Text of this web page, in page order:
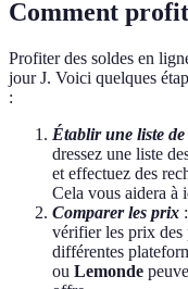
Comment
Profiter des soldes en
jour J. Voici quelques
:
Établir une liste
dressez une liste
et effectuez des
Cela vous aidera à
Comparer les prix
vérifier les prix des
différentes
ou Lemonde